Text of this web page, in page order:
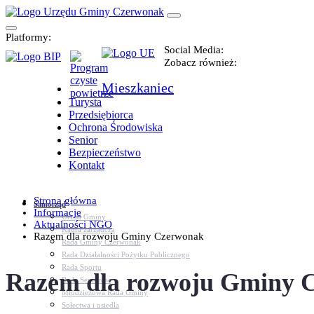
Platformy:
Social Media:
Zobacz również:
Mieszkaniec
Turysta
Przedsiębiorca
Ochrona Środowiska
Senior
Bezpieczeństwo
Kontakt
Samorząd
Urząd Gminy
Kadra zarządcza
Rada Gminy Czerwonak
Rada Działalności Pożytku Publicznego
Rada Sportu
Rada Seniorów
Młodzieżowa Rada Gminy
Sołectwa i osiedla
Strona główna
Informacje
Aktualności NGO
Razem dla rozwoju Gminy Czerwonak
Razem dla rozwoju Gminy